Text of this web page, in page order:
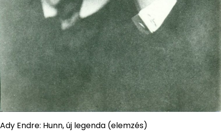
Ady Endre: Hunn, új legenda (elemzés)